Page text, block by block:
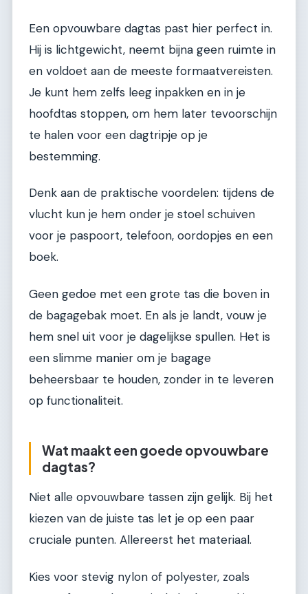
Een opvouwbare dagtas past hier perfect in.
Hij is lichtgewicht, neemt bijna geen ruimte in
en voldoet aan de meeste formaatvereisten.
Je kunt hem zelfs leeg inpakken en in je
hoofdtas stoppen, om hem later tevoorschijn
te halen voor een dagtripje op je
bestemming.
Denk aan de praktische voordelen: tijdens de
vlucht kun je hem onder je stoel schuiven
voor je paspoort, telefoon, oordopjes en een
boek.
Geen gedoe met een grote tas die boven in
de bagagebak moet. En als je landt, vouw je
hem snel uit voor je dagelijkse spullen. Het is
een slimme manier om je bagage
beheersbaar te houden, zonder in te leveren
op functionaliteit.
Wat maakt een goede opvouwbare
dagtas?
Niet alle opvouwbare tassen zijn gelijk. Bij het
kiezen van de juiste tas let je op een paar
cruciale punten. Allereerst het materiaal.
Kies voor stevig nylon of polyester, zoals